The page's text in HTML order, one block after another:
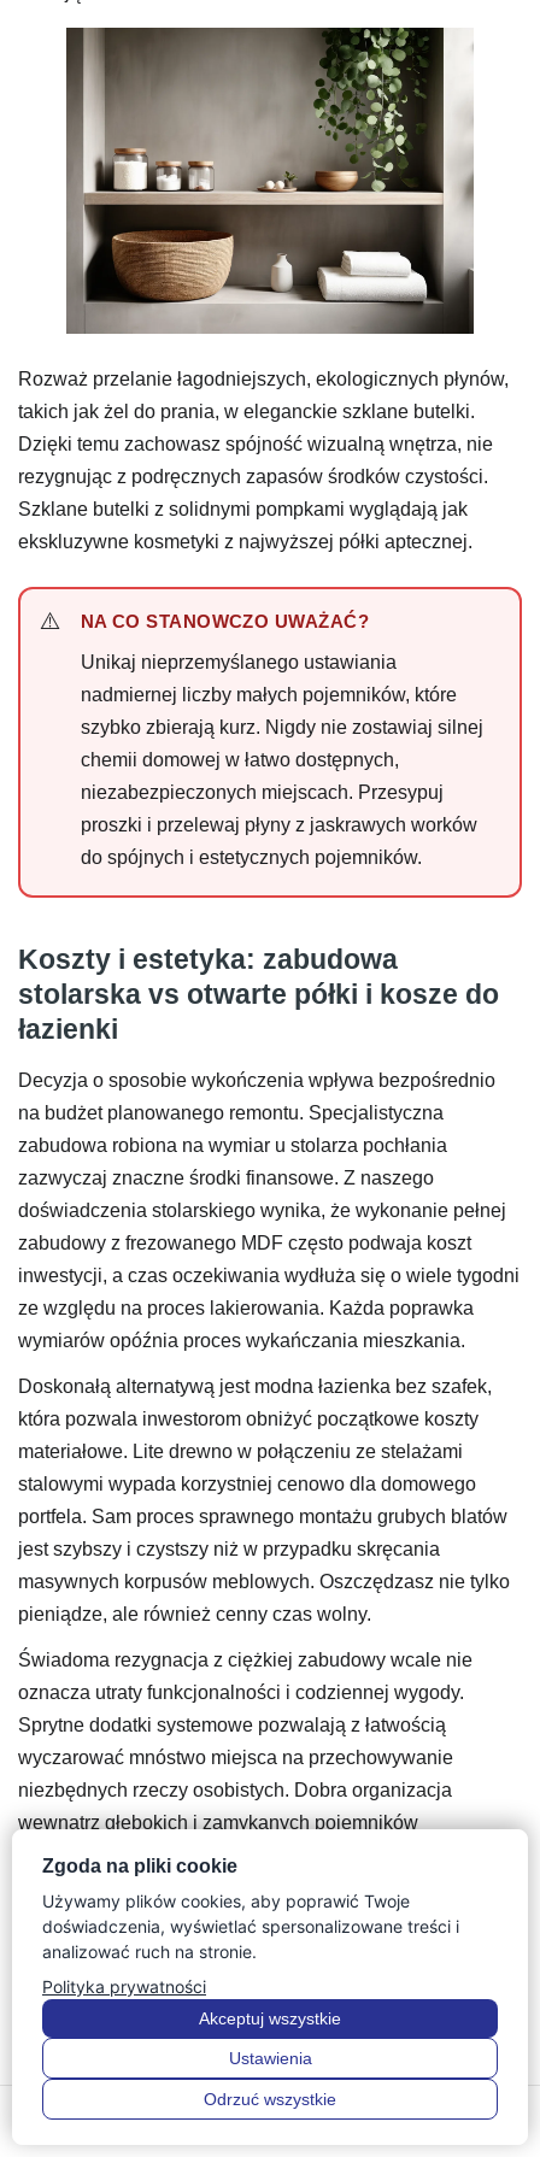
Rozważ przelanie łagodniejszych, ekologicznych płynów,
takich jak żel do prania, w eleganckie szklane butelki.
Dzięki temu zachowasz spójność wizualną wnętrza, nie
rezygnując z podręcznych zapasów środków czystości.
Szklane butelki z solidnymi pompkami wyglądają jak
ekskluzywne kosmetyki z najwyższej półki aptecznej.
NA CO STANOWCZO UWAŻAĆ?
Unikaj nieprzemyślanego ustawiania
nadmiernej liczby małych pojemników, które
szybko zbierają kurz. Nigdy nie zostawiaj silnej
chemii domowej w łatwo dostępnych,
niezabezpieczonych miejscach. Przesypuj
proszki i przelewaj płyny z jaskrawych worków
do spójnych i estetycznych pojemników.
Koszty i estetyka: zabudowa
stolarska vs otwarte półki i kosze do
łazienki
Decyzja o sposobie wykończenia wpływa bezpośrednio
na budżet planowanego remontu. Specjalistyczna
zabudowa robiona na wymiar u stolarza pochłania
zazwyczaj znaczne środki finansowe. Z naszego
doświadczenia stolarskiego wynika, że wykonanie pełnej
zabudowy z frezowanego MDF często podwaja koszt
inwestycji, a czas oczekiwania wydłuża się o wiele tygodni
ze względu na proces lakierowania. Każda poprawka
wymiarów opóźnia proces wykańczania mieszkania.
Doskonałą alternatywą jest modna łazienka bez szafek,
która pozwala inwestorom obniżyć początkowe koszty
materiałowe. Lite drewno w połączeniu ze stelażami
stalowymi wypada korzystniej cenowo dla domowego
portfela. Sam proces sprawnego montażu grubych blatów
jest szybszy i czystszy niż w przypadku skręcania
masywnych korpusów meblowych. Oszczędzasz nie tylko
pieniądze, ale również cenny czas wolny.
Świadoma rezygnacja z ciężkiej zabudowy wcale nie
oznacza utraty funkcjonalności i codziennej wygody.
Sprytne dodatki systemowe pozwalają z łatwością
wyczarować mnóstwo miejsca na przechowywanie
niezbędnych rzeczy osobistych. Dobra organizacja
wewnątrz głębokich i zamykanych pojemników
rekompensuje brak szuflad na metalowych prowadnicach,
Koszty pełnej realizacji
Umiarkowane / Niskie
0
Zgoda na pliki cookie
Używamy plików cookies, aby poprawić Twoje
doświadczenia, wyświetlać spersonalizowane treści i
analizować ruch na stronie.
Polityka prywatności
Ustawienia
Odrzuć wszystkie
Akceptuj wszystkie